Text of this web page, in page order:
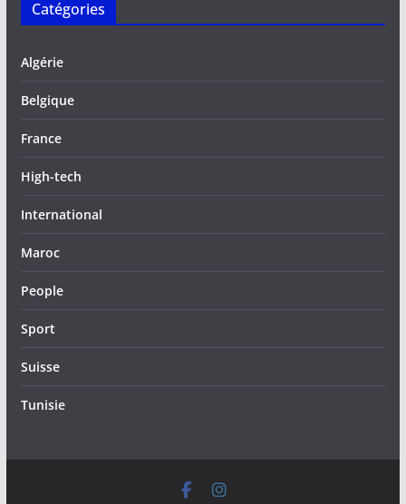
Catégories
Algérie
Belgique
France
High-tech
International
Maroc
People
Sport
Suisse
Tunisie